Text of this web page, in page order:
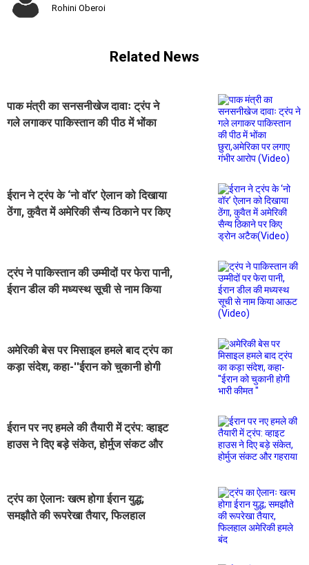
Rohini Oberoi
Related News
पाक मंत्री का सनसनीखेज दावाः ट्रंप ने
गले लगाकर पाकिस्तान की पीठ में भोंका
ईरान ने ट्रंप के ‘नो वॉर’ ऐलान को दिखाया
ठेंगा, कुवैत में अमेरिकी सैन्य ठिकाने पर किए
ट्रंप ने पाकिस्तान की उम्मीदों पर फेरा पानी,
ईरान डील की मध्यस्थ सूची से नाम किया
अमेरिकी बेस पर मिसाइल हमले बाद ट्रंप का
कड़ा संदेश, कहा-''ईरान को चुकानी होगी
ईरान पर नए हमले की तैयारी में ट्रंप: व्हाइट
हाउस ने दिए बड़े संकेत, होर्मुज संकट और
ट्रंप का ऐलानः खत्म होगा ईरान युद्ध;
समझौते की रूपरेखा तैयार, फिलहाल